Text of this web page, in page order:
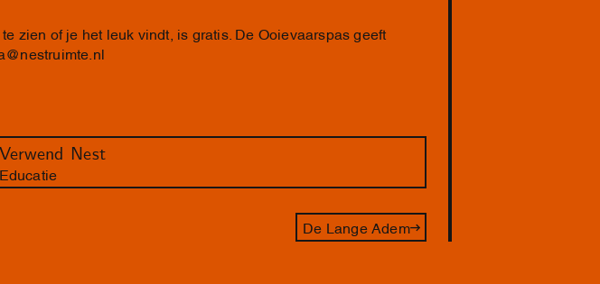
zien of je het leuk vindt, is gratis. De Ooievaarspas geeft
Verwend Nest
Educatie
De Lange Adem